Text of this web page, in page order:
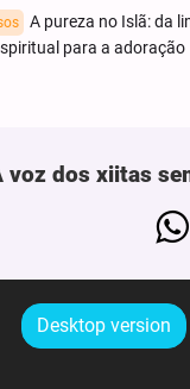
A pureza no Islã: da
para a adoração
voz dos xiitas
Desktop version